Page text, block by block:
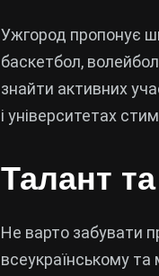
Ужгород пропонує
баскетбол,
знайти активних
і університетах
Талант
Не варто забувати
всеукраїнському та